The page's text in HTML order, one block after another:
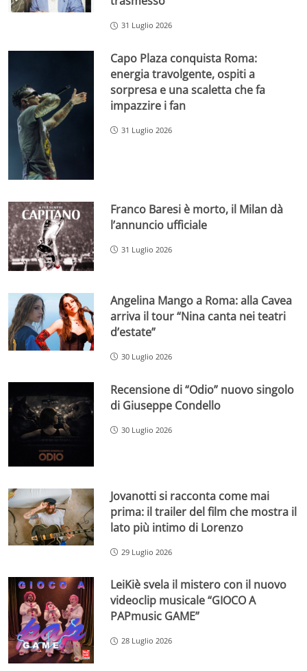
31 Luglio 2026
Capo Plaza conquista Roma:
energia travolgente, ospiti a
sorpresa e una scaletta che fa
impazzire i fan
31 Luglio 2026
Franco Baresi è morto, il Milan dà
l’annuncio ufficiale
31 Luglio 2026
Angelina Mango a Roma: alla Cavea
arriva il tour “Nina canta nei teatri
d’estate”
30 Luglio 2026
Recensione di “Odio” nuovo singolo
di Giuseppe Condello
30 Luglio 2026
Jovanotti si racconta come mai
prima: il trailer del film che mostra il
lato più intimo di Lorenzo
29 Luglio 2026
LeiKiè svela il mistero con il nuovo
videoclip musicale “GIOCO A
PAPmusic GAME”
28 Luglio 2026